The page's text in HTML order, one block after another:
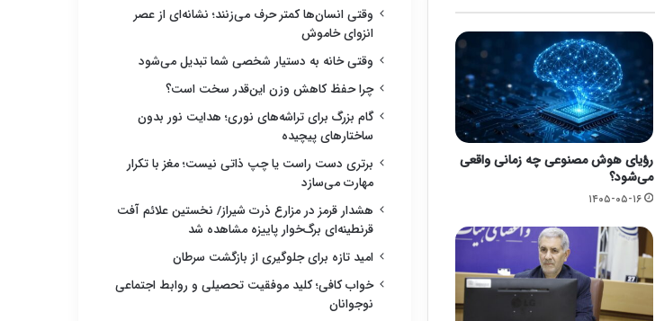
رؤیای هوش مصنوعی چه زمانی واقعی
می‌شود؟
۱۴۰۵-۰۵-۱۶
وقتی انسان‌ها کمتر حرف می‌زنند؛ نشانه‌ای از عصر
انزوای خاموش
وقتی خانه به دستیار شخصی شما تبدیل می‌شود
چرا حفظ کاهش وزن این‌قدر سخت است؟
گام بزرگ برای تراشه‌های نوری؛ هدایت نور بدون
ساختارهای پیچیده
برتری دست راست یا چپ ذاتی نیست؛ مغز با تکرار
مهارت می‌سازد
هشدار قرمز در مزارع ذرت شیراز/ نخستین علائم آفت
قرنطینه‌ای برگ‌خوار پاییزه مشاهده شد
امید تازه برای جلوگیری از بازگشت سرطان
خواب کافی؛ کلید موفقیت تحصیلی و روابط اجتماعی
نوجوانان